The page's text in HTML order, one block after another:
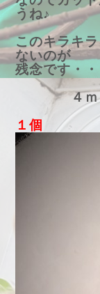
うね♪
このキラキ
ないのが
残念です・・
４ｍｍ（
３７０
１個